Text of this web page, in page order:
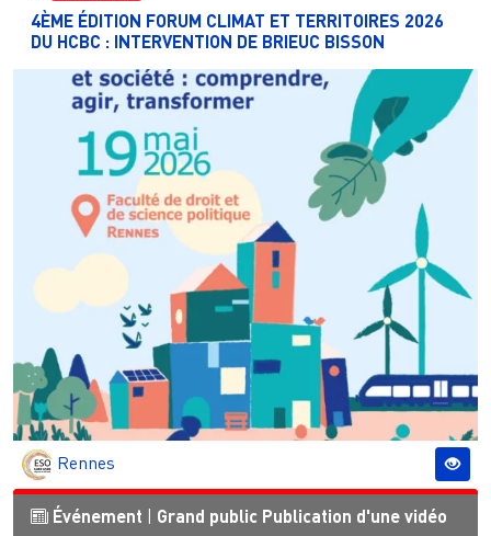
4ÈME ÉDITION FORUM CLIMAT ET TERRITOIRES 2026
DU HCBC : INTERVENTION DE BRIEUC BISSON
Rennes
Événement Grand public Publication d'une vidéo